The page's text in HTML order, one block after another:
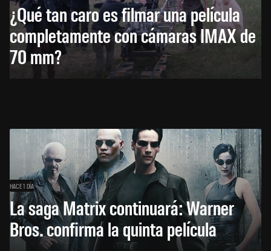
¿Qué tan caro es filmar una película
completamente con cámaras IMAX de
70 mm?
HACE 1 DÍA
La saga Matrix continuará: Warner
Bros. confirma la quinta película